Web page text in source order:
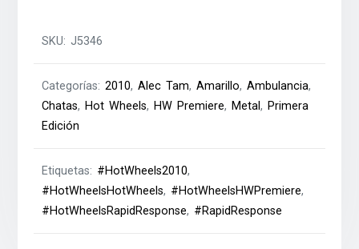
SKU:J5346
Categorías:2010,Alec Tam,Amarillo,Ambulancia,
Chatas, Hot Wheels, HW Premiere, Metal, Primera
Edición
Etiquetas: #HotWheels2010,
#HotWheelsHotWheels, #HotWheelsHWPremiere,
#HotWheelsRapidResponse, #RapidResponse